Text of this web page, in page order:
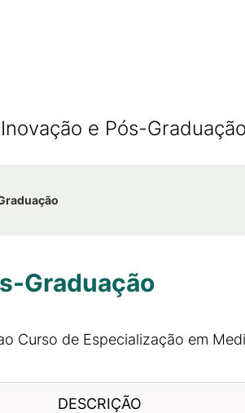
e Pós-Graduação
Graduação
Curso de Especialização em
DESCRIÇÃO